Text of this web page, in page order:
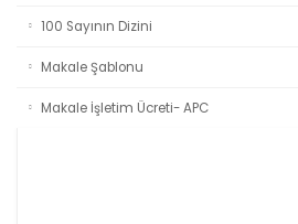
100 Sayının Dizini
Makale Şablonu
Makale İşletim Ücreti- APC